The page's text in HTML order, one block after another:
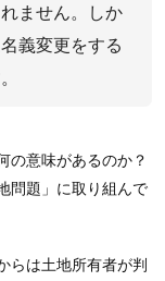
ません。しか
義変更をする
の意味があるのか？
問題」に取り組んで
らは土地所有者が判